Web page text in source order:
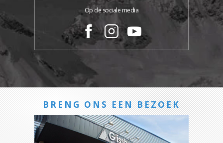
Op de sociale media
BRENG ONS EEN BEZOEK